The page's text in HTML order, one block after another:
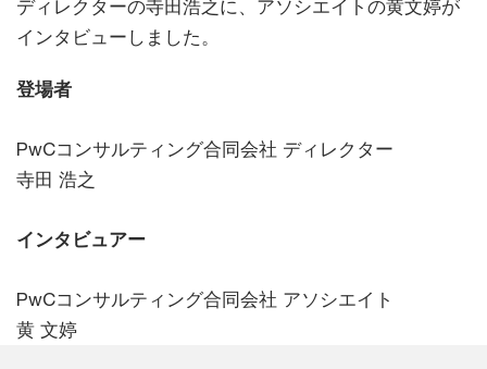
ディレクターの寺田浩之に、アソシエイトの黄文婷が
インタビューしました。
登場者
PwCコンサルティング合同会社 ディレクター
寺田 浩之
インタビュアー
PwCコンサルティング合同会社 アソシエイト
黄 文婷